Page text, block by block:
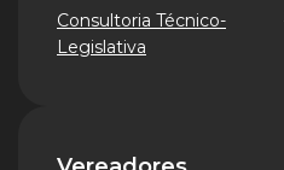
Consultoria Técnico-
Legislativa